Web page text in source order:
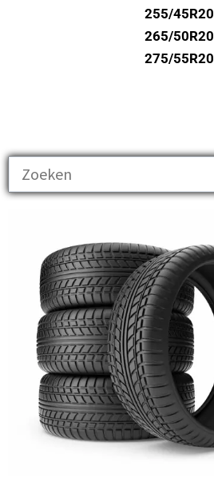
255/45R20
265/50R20
275/55R20